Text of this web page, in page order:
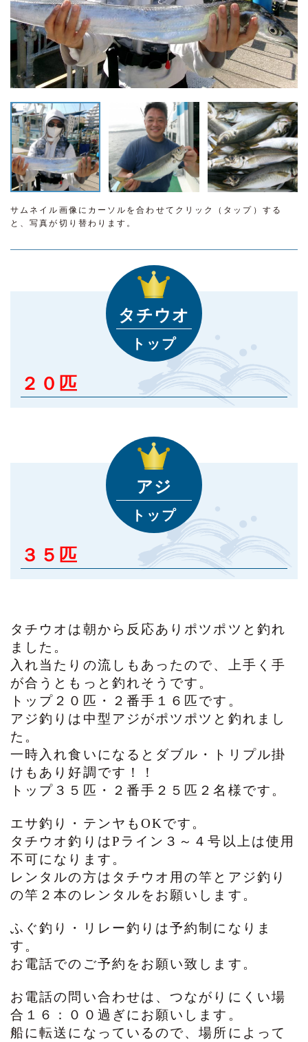
サムネイル画像にカーソルを合わせてクリック（タップ）する
と、写真が切り替わります。
タチウオ
トップ
２０匹
アジ
トップ
３５匹
タチウオは朝から反応ありポツポツと釣れ
ました。
入れ当たりの流しもあったので、上手く手
が合うともっと釣れそうです。
トップ２０匹・２番手１６匹です。
アジ釣りは中型アジがポツポツと釣れまし
た。
一時入れ食いになるとダブル・トリプル掛
けもあり好調です！！
トップ３５匹・２番手２５匹２名様です。
エサ釣り・テンヤもOKです。
タチウオ釣りはPライン３～４号以上は使用
不可になります。
レンタルの方はタチウオ用の竿とアジ釣り
の竿２本のレンタルをお願いします。
ふぐ釣り・リレー釣りは予約制になりま
す。
お電話でのご予約をお願い致します。
お電話の問い合わせは、つながりにくい場
合１６：００過ぎにお願いします。
船に転送になっているので、場所によって